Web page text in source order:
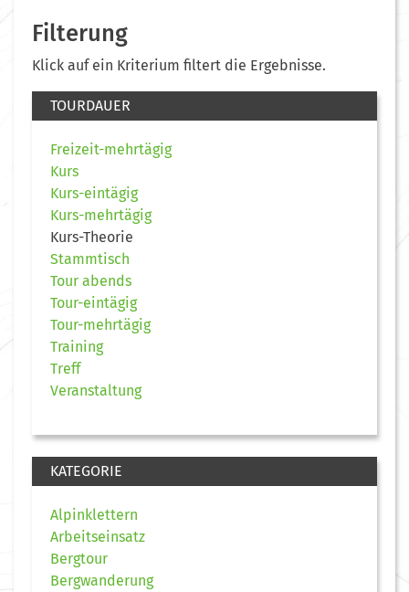
Filterung
Klick auf ein Kriterium filtert die Ergebnisse.
TOURDAUER
Freizeit-mehrtägig
Kurs
Kurs-eintägig
Kurs-mehrtägig
Kurs-Theorie
Stammtisch
Tour abends
Tour-eintägig
Tour-mehrtägig
Training
Treff
Veranstaltung
KATEGORIE
Alpinklettern
Arbeitseinsatz
Bergtour
Bergwanderung